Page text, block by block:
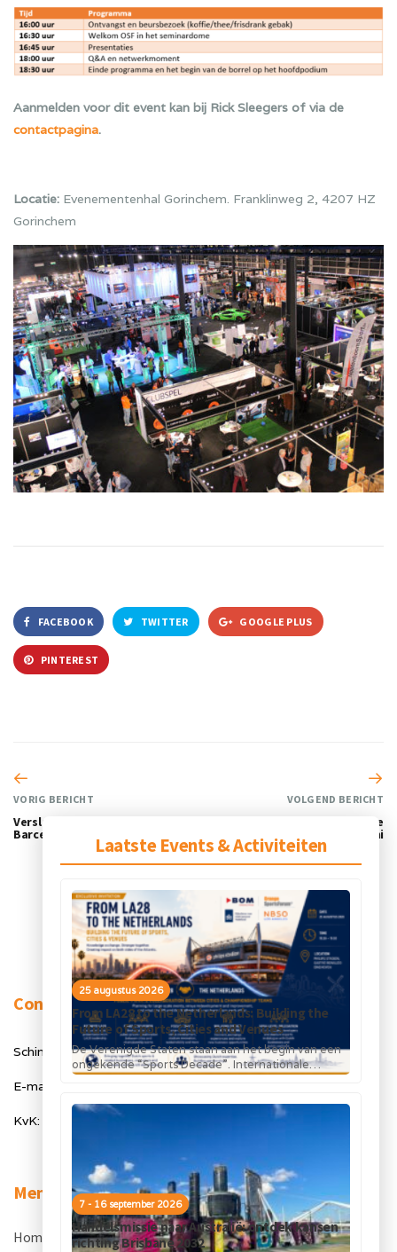
Laatste Events & Activiteiten
25 augustus 2026
From LA28 to the Netherlands: Building the
Future of Sports, Cities and Venues
De Verenigde Staten staan aan het begin van een
ongekende “Sports Decade”. Internationale
topsportevenementen en grote investeringen in
7 - 16 september 2026
Handelsmissie naar Australië: ontdek kansen
richting Brisbane 2032
Aanmelden voor dit event kan bij Rick Sleegers of via de
contactpagina.
Locatie: Evenementenhal Gorinchem. Franklinweg 2, 4207 HZ
Gorinchem
FACEBOOK TWITTER GOOGLE PLUS
PINTEREST
VORIG BERICHT
Verslag zakelijk programma EHL
Barcelona
VOLGEND BERICHT
Succesvolle beursdeelname
Soccerex USA in Miami
Contact
Schimmelt 40, 5611 ZX Eindhoven
E-mail: info@orangesportsforum.com
KvK: 50334905
Menu
Home